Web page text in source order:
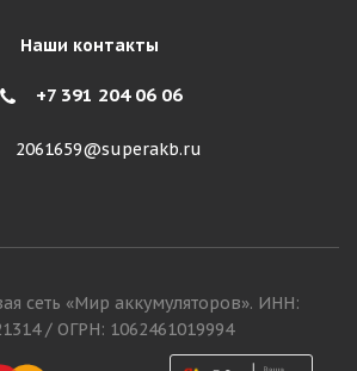
Наши контакты
+7 391 204 06 06
2061659@superakb.ru
сеть «Мир аккумуляторов». ИНН:
/ ОГРН: 1062461019994